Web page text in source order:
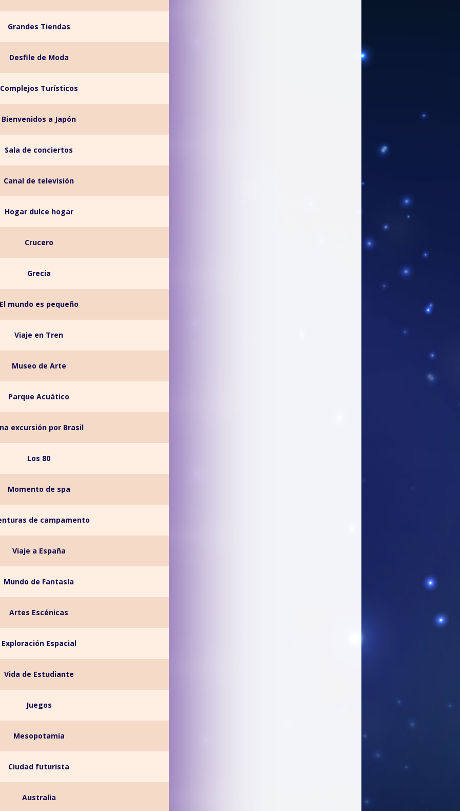
Grandes Tiendas
Desfile de Moda
Complejos Turísticos
Bienvenidos a Japón
Sala de conciertos
Canal de televisión
Hogar dulce hogar
Crucero
Grecia
mundo es pequeño
Viaje en Tren
Museo de Arte
Parque Acuático
excursión por Brasil
Los 80
Momento de spa
de campamento
Viaje a España
Mundo de Fantasía
Artes Escénicas
Exploración Espacial
Vida de Estudiante
Juegos
Mesopotamia
Ciudad futurista
Australia